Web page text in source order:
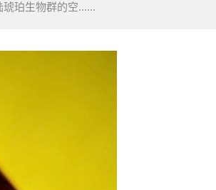
珀生物群的空......